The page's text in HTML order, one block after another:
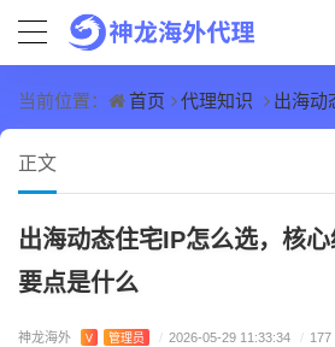
当前位置： 首页 代理知识 出海动态住宅IP
正文
出海动态住宅IP怎么选，核
要点是什么
神龙海外 V 管理员 / 2026-05-29 11:33:34 / 177